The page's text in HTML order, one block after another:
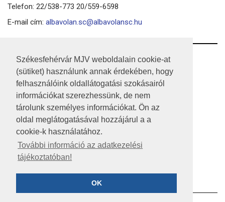
Székesfehérvár MJV weboldalain cookie-at
(sütiket) használunk annak érdekében, hogy
felhasználóink oldallátogatási szokásairól
információkat szerezhessünk, de nem
tárolunk személyes információkat. Ön az
oldal meglátogatásával hozzájárul a a
cookie-k használatához.
További információ az adatkezelési
tájékoztatóban!
OK
Telefon: 22/538-773 20/559-6598
E-mail cím: albavolan.sc@albavolansc.hu
RSS
A HONLAP 2017.03.31-I ÁLLAPOTA
JOGI NYILATKOZAT
IMPRESSZUM
KÖZÉRDEKŰ ADATOK